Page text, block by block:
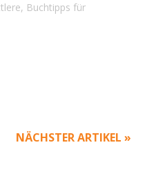
, Buchtipps für
NÄCHSTER ARTIKEL »